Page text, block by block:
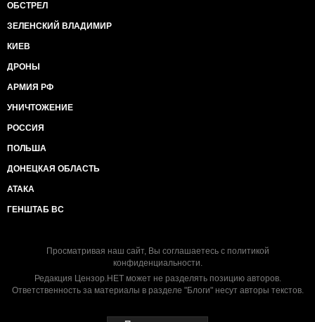
ОБСТРЕЛ
ЗЕЛЕНСКИЙ ВЛАДИМИР
КИЕВ
ДРОНЫ
АРМИЯ РФ
УНИЧТОЖЕНИЕ
РОССИЯ
ПОЛЬША
ДОНЕЦКАЯ ОБЛАСТЬ
АТАКА
ГЕНШТАБ ВС
Просматривая наш сайт, Вы соглашаетесь с политикой
конфиденциальности.
Редакция Цензор.НЕТ может не разделять позицию авторов.
Ответственность за материалы в разделе "Блоги" несут авторы текстов.